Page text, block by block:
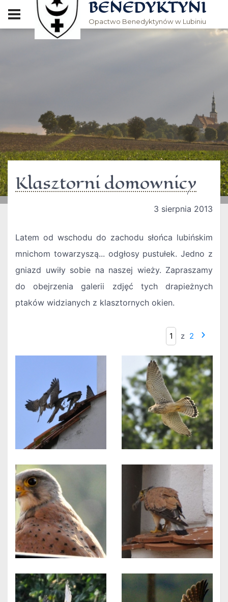
BENEDYKTYNI
Opactwo Benedyktynów w Lubiniu
Klasztorni domownicy
3 sierpnia 2013
Latem od wschodu do zachodu słońca lubińskim
mnichom towarzyszą... odgłosy pustułek. Jedno z
gniazd uwiły sobie na naszej wieży. Zapraszamy
do obejrzenia galerii zdjęć tych drapieżnych
ptaków widzianych z klasztornych okien.
z 2